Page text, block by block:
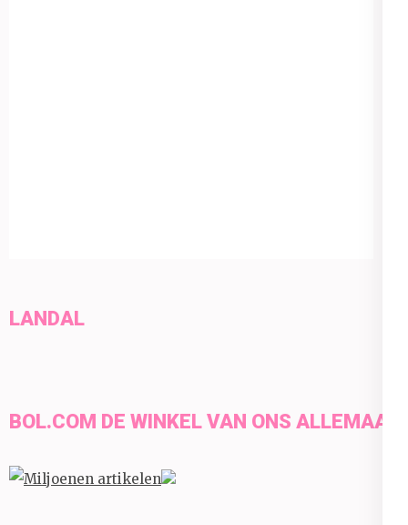
LANDAL
BOL.COM DE WINKEL VAN ONS ALLEMAAL